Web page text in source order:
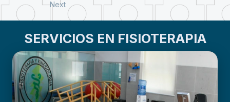
Next
SERVICIOS EN FISIOTERAPIA